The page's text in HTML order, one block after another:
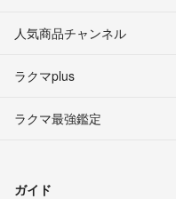
人気商品チャンネル
ラクマplus
ラクマ最強鑑定
ガイド